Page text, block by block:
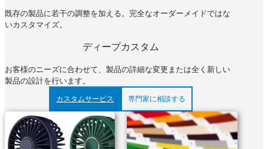
既存の製品に若干の調整を加える。完全なオーダーメイドではな
いカスタマイズ。
ディープカスタム
お客様のニーズに合わせて、製品の詳細な変更または全く新しい
製品の設計を行います。
カスタムサービス 専門家に相談する